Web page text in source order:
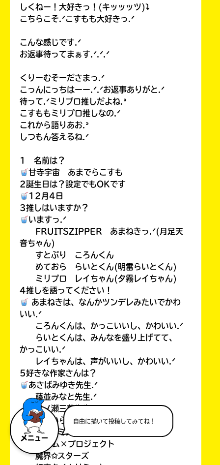
メニュー
自由に描いて投稿してみてね！
しくねー！大好きっ！(キッッッツ)⤵︎
こちらこそ.ᐟこすもも大好きっ.ᐟ
こんな感じです.ᐟ
お返事待ってまぁす.ᐟ.ᐟ.ᐟ
くりーむそーださまっ.ᐟ
こっんにっちはーー.ᐟ.ᐟお返事ありがと.ᐟ
待って.ᐟミリプロ推しだよね.ᐣ
こすももミリプロ推しなの.ᐟ
これから語りあお.ᐣ
しつもん答えるね.ᐟ
1 名前は？
甘寺宇宙 あまでらこすも
2誕生日は？設定でもOKです
12月4日
3推しはいますか？
いますっ.ᐟ
FRUITSZIPPER あまねきっ.ᐟ(月足天
音ちゃん)
すとぷり ころんくん
めておら らいとくん(明雷らいとくん)
ミリプロ レイちゃん(夕霧レイちゃん)
4推しを語ってください！
あまねきは、なんかツンデレみたいでかわ
いい.ᐟ
ころんくんは、かっこいいし、かわいい.ᐟ
らいとくんは、みんなを盛り上げてて、
かっこいい.ᐟ
レイちゃんは、声がいいし、かわいい.ᐟ
5好きな作家さんは？
あさばみゆき先生.ᐟ
藤並みなと先生.ᐟ
一ノ瀬三葉先生.ᐟ
＊あいら＊先生.ᐟ
6ポプラキミノベルで好きな本！
プリズム×プロジェクト
魔界✩スターズ